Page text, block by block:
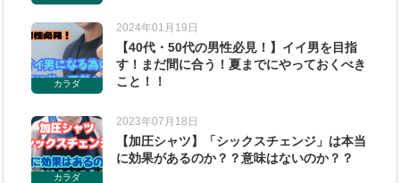
カラダ
2024年01月19日
【40代・50代の男性必見！】イイ男を目指
す！まだ間に合う！夏までにやっておくべき
こと！！
カラダ
2023年07月18日
【加圧シャツ】「シックスチェンジ」は本当
に効果があるのか？？意味はないのか？？